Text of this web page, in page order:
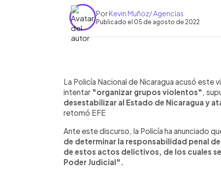
PorKevin Muñoz/ Agencias
Publicado el 05 de agosto de 2022
► Escuchar artículo
La Policía Nacional de Nicaragua acusó este
intentar "organizar grupos violentos",
desestabilizar al Estado de Nicaragua y
retomó EFE
Ante este discurso, la Policía ha anunciado
de determinar la responsabilidad penal
de estos actos delictivos, de los cuales
Poder Judicial".